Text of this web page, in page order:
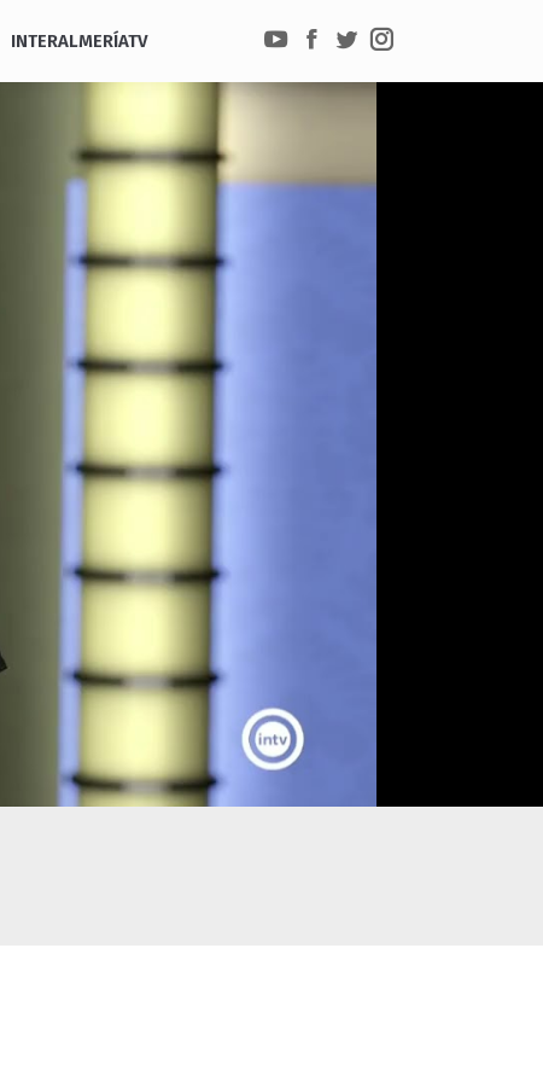
INTERALMERÍATV
YouTube
Facebook
TwitterInstagram